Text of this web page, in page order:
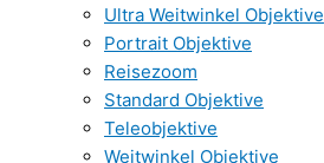
Ultra Weitwinkel Objektive
Portrait Objektive
Reisezoom
Standard Objektive
Teleobjektive
Weitwinkel Objektive